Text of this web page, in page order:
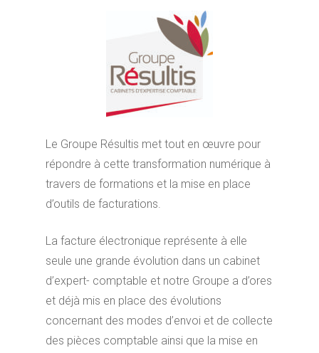
Le Groupe Résultis met tout en œuvre pour
répondre à cette transformation numérique à
travers de formations et la mise en place
d’outils de facturations.
La facture électronique représente à elle
seule une grande évolution dans un cabinet
d’expert- comptable et notre Groupe a d’ores
et déjà mis en place des évolutions
concernant des modes d’envoi et de collecte
des pièces comptable ainsi que la mise en